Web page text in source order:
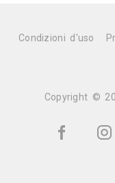
Condizioni d'uso
Copyright ©